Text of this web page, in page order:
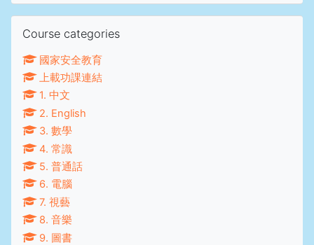
Skip Course categories
Course categories
國家安全教育
上載功課連結
1. 中文
2. English
3. 數學
4. 常識
5. 普通話
6. 電腦
7. 視藝
8. 音樂
9. 圖書